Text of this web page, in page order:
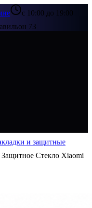
с 10:00 до 19:00
73
и защитные
Защитное Стекло Xiaomi